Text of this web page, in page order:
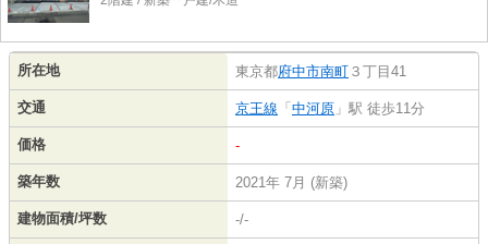
所在地 東京都府中市南町 ３丁目41
交通 京王線 「 中河原 」駅 徒歩11分
価格 -
築年数 2021年 7月 (新築)
建物面積/坪数 -/-